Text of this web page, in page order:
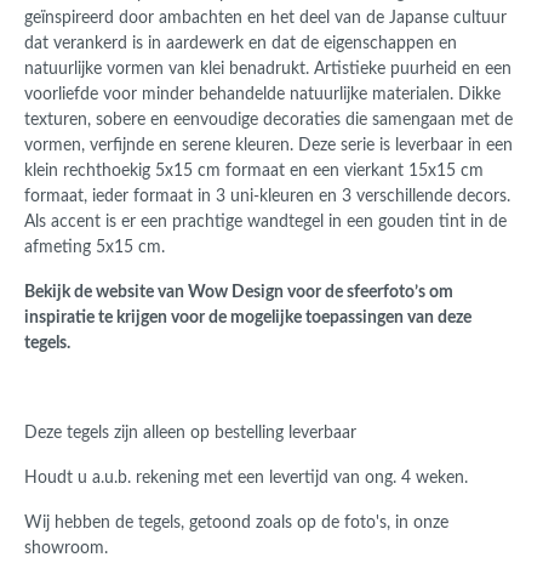
geïnspireerd door ambachten en het deel van de Japanse cultuur
dat verankerd is in aardewerk en dat de eigenschappen en
natuurlijke vormen van klei benadrukt. Artistieke puurheid en een
voorliefde voor minder behandelde natuurlijke materialen. Dikke
texturen, sobere en eenvoudige decoraties die samengaan met de
vormen, verfijnde en serene kleuren. Deze serie is leverbaar in een
klein rechthoekig 5x15 cm formaat en een vierkant 15x15 cm
formaat, ieder formaat in 3 uni-kleuren en 3 verschillende decors.
Als accent is er een prachtige wandtegel in een gouden tint in de
afmeting 5x15 cm.
Bekijk de website van Wow Design voor de sfeerfoto’s om
inspiratie te krijgen voor de mogelijke toepassingen van deze
tegels.
Deze tegels zijn alleen op bestelling leverbaar
Houdt u a.u.b. rekening met een levertijd van ong. 4 weken.
Wij hebben de tegels, getoond zoals op de foto's, in onze
showroom.